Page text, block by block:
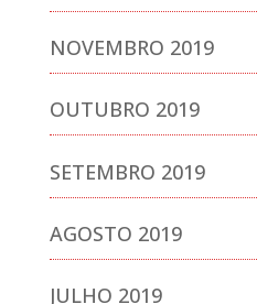
NOVEMBRO 2019
OUTUBRO 2019
SETEMBRO 2019
AGOSTO 2019
JULHO 2019